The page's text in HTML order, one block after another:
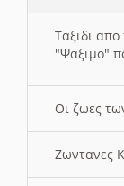
Ταξιδι
"Ψαξιμο"
Οι ζωες
Ζωντανες